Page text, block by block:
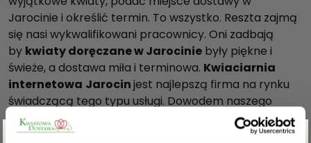
Jarocinie i określić termin. To wszystko. Reszta zajmą
się nasi wykwalifikowani pracownicy. Oni zadbają
by kwiaty doręczane w Jarocinie były piękne i
świeże, a dostawa miła i terminowa. Kwiaciarnia
internetowa Jarocinjest najlepszą firma na rynku
świadczącą tego typu usługi. Dowodem naszego
profesjonalizmu i niezawodności są pozytywne opinie
zamawiających i obdarowanych oraz rosnąca liczba